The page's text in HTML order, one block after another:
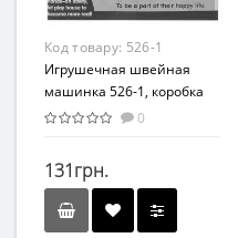
Дерево
Код товару: 526-1
Игрушечная швейная
машинка 526-1, коробка
13,5*13,5*8 см0
131грн.